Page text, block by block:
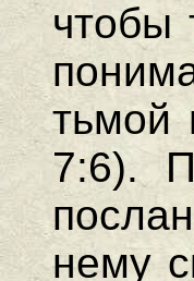
чтобы
тьмой
7:6).
нему